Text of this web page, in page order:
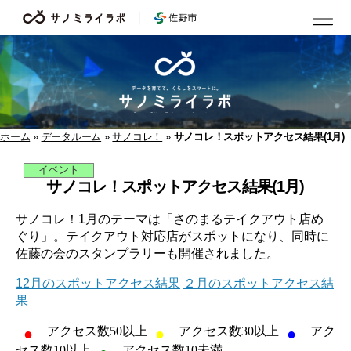
サ
ノ
ミ
ラ
イ
ラ
ボ
ホーム » データルーム »サノコレ！ » サノコレ！スポットアクセス結果(1月)
イベント
サノコレ！スポットアクセス結果(1月)
サノコレ！1月のテーマは「さのまるテイクアウト店め
ぐり」。テイクアウト対応店がスポットになり、同時に
佐藤の会のスタンプラリーも開催されました。
12月のスポットアクセス結果 ２月のスポットアクセス結
果
アクセス数50以上 アクセス数30以上
アク